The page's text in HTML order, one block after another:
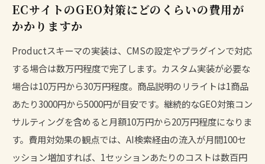
ECサイトのGEO対策にどのくらいの費用が
かかりますか
Productスキーマの実装は、CMSの設定やプラグインで対応
する場合は数万円程度で完了します。カスタム実装が必要な
場合は10万円から30万円程度。商品説明のリライトは1商品
あたり3000円から5000円が目安です。継続的なGEO対策コン
サルティングを含めると月額10万円から20万円程度になりま
す。費用対効果の観点では、AI検索経由の流入が月間100セ
ッション増加すれば、1セッションあたりのコストは数百円